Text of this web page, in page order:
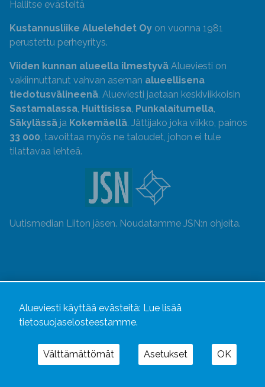
Hallitse evästeitä
Kustannusliike Aluelehdet Oy on vuonna 1981
perustettu perheyritys.
Viiden kunnan alueella ilmestyvä Alueviesti on
vakiinnuttanut vahvan aseman alueellisena
tiedotusvälineenä. Alueviesti jaetaan keskiviikkoisin
Sastamalassa, Huittisissa, Punkalaitumella,
Säkylässä ja Kokemäellä. Jättijako joka viikko, painos
33 000, tavoittaa myös ne taloudet, johon ei tule
tilattavaa lehteä.
Uutismedian Liiton jäsen. Noudatamme JSN:n ohjeita.
Alueviesti käyttää evästeitä: Lue lisää
tietosuojaselosteestamme.
Välttämättömät Asetukset OK